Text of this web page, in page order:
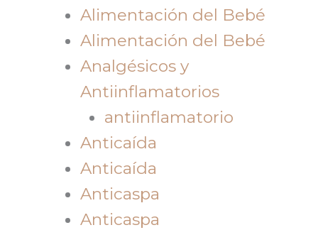
Alimentación del Bebé
Alimentación del Bebé
Analgésicos y
Antiinflamatorios
antiinflamatorio
Anticaída
Anticaída
Anticaspa
Anticaspa